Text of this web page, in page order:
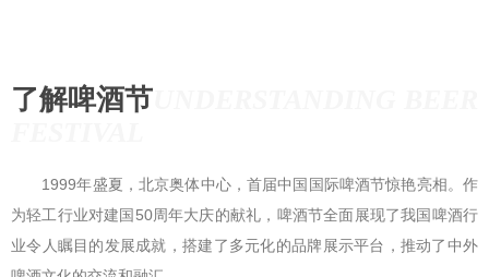
了解啤酒节
1999年盛夏，北京奥体中心，首届中国国际啤酒节惊艳亮相。作
为轻工行业对建国50周年大庆的献礼，啤酒节全面展现了我国啤酒行
业令人瞩目的发展成就，搭建了多元化的品牌展示平台，推动了中外